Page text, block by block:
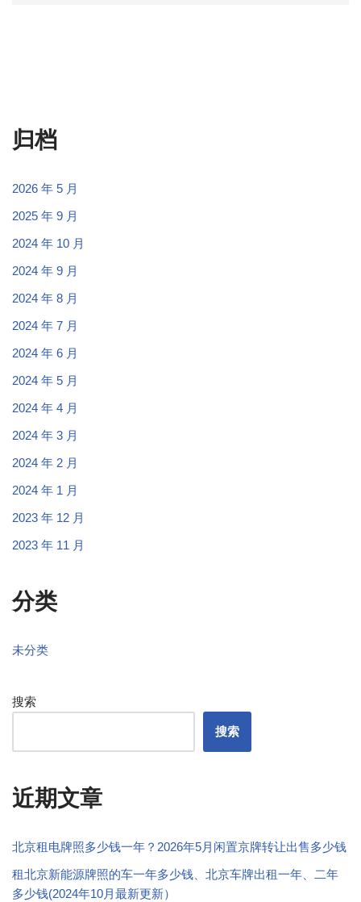
归档
2026 年 5 月
2025 年 9 月
2024 年 10 月
2024 年 9 月
2024 年 8 月
2024 年 7 月
2024 年 6 月
2024 年 5 月
2024 年 4 月
2024 年 3 月
2024 年 2 月
2024 年 1 月
2023 年 12 月
2023 年 11 月
分类
未分类
搜索
搜索
近期文章
北京租电牌照多少钱一年？2026年5月闲置京牌转让出售多少钱
租北京新能源牌照的车一年多少钱、北京车牌出租一年、二年
多少钱(2024年10月最新更新）